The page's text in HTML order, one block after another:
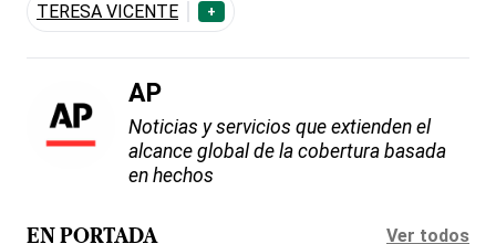
TERESA VICENTE +
AP
Noticias y servicios que extienden el
alcance global de la cobertura basada
en hechos
EN PORTADA Ver todos